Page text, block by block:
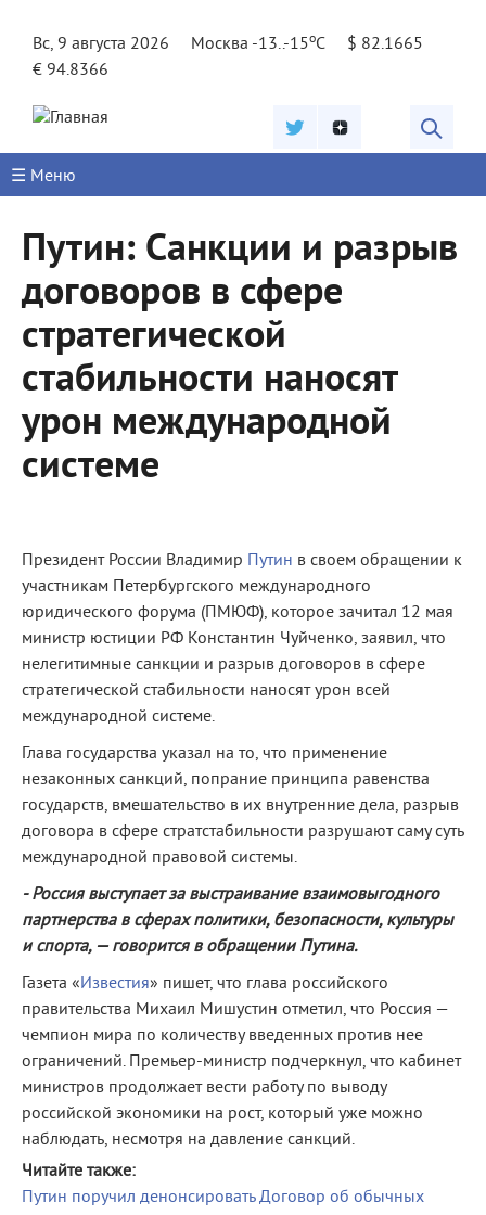
Вс, 9 августа 2026
Москва -13..-15oC
$ 82.1665
€ 94.8366
☰ Меню
Путин: Санкции и разрыв
договоров в сфере
стратегической
стабильности наносят
урон международной
системе
Президент России Владимир Путин в своем обращении к
участникам Петербургского международного
юридического форума (ПМЮФ), которое зачитал 12 мая
министр юстиции РФ Константин Чуйченко, заявил, что
нелегитимные санкции и разрыв договоров в сфере
стратегической стабильности наносят урон всей
международной системе.
Глава государства указал на то, что применение
незаконных санкций, попрание принципа равенства
государств, вмешательство в их внутренние дела, разрыв
договора в сфере стратстабильности разрушают саму суть
международной правовой системы.
- Россия выступает за выстраивание взаимовыгодного
партнерства в сферах политики, безопасности, культуры
и спорта, — говорится в обращении Путина.
Газета «Известия» пишет, что глава российского
правительства Михаил Мишустин отметил, что Россия —
чемпион мира по количеству введенных против нее
ограничений. Премьер-министр подчеркнул, что кабинет
министров продолжает вести работу по выводу
российской экономики на рост, который уже можно
наблюдать, несмотря на давление санкций.
Читайте также:
Путин поручил денонсировать Договор об обычных